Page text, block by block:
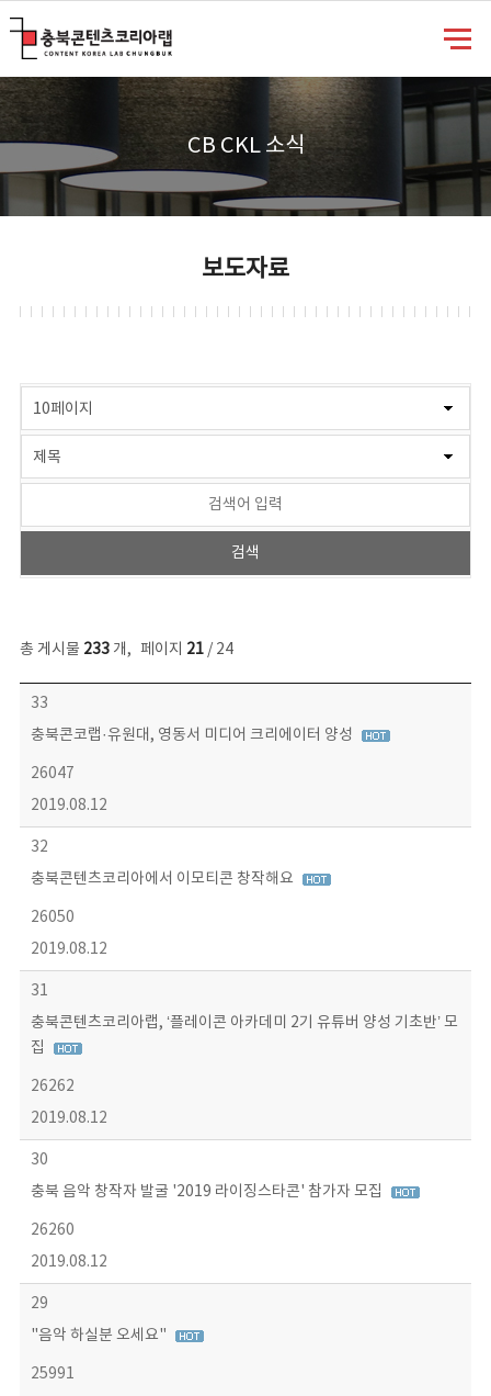
CB CKL 소식
보도자료
총 게시물 233개, 페이지 21/ 24
보도자료 목록 - 번호, 제목, 작성자, 파일, 조회수, 작성일 정보 제공
33
충북콘코랩·유원대, 영동서 미디어 크리에이터 양성
26047
2019.08.12
32
충북콘텐츠코리아에서 이모티콘 창작해요
26050
2019.08.12
31
충북콘텐츠코리아랩, ‘플레이콘 아카데미 2기 유튜버 양성 기초반’ 모
집
26262
2019.08.12
30
충북 음악 창작자 발굴 '2019 라이징스타콘' 참가자 모집
26260
2019.08.12
29
"음악 하실분 오세요"
25991